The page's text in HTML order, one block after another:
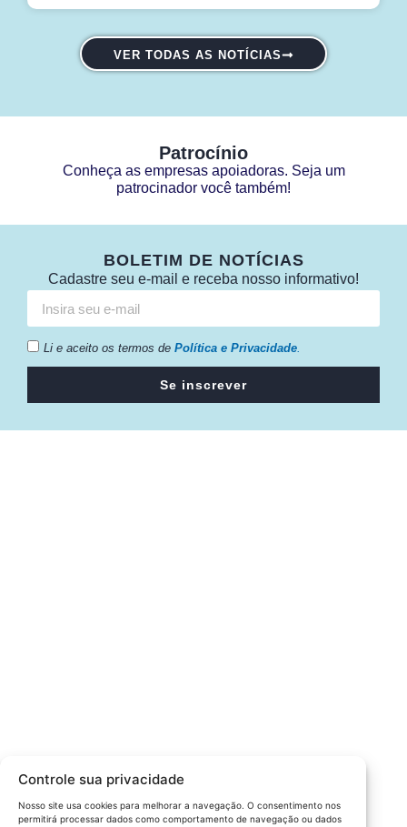
Controle sua privacidade
Nosso site usa cookies para melhorar a navegação. O consentimento nos
permitirá processar dados como comportamento de navegação ou dados
VER TODAS AS NOTÍCIAS
Patrocínio
Conheça as empresas apoiadoras. Seja um
patrocinador você também!
BOLETIM DE NOTÍCIAS
Cadastre seu e-mail e receba nosso informativo!
Li e aceito os termos de Política e Privacidade.
Se inscrever
Rua Silva Jardim, 96 Lajeado, Rio Grande do Sul –